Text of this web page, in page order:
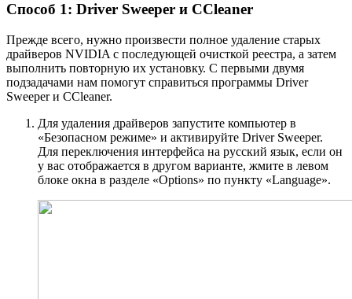
Способ 1: Driver Sweeper и CCleaner
Прежде всего, нужно произвести полное удаление старых
драйверов NVIDIA с последующей очисткой реестра, а затем
выполнить повторную их установку. С первыми двумя
подзадачами нам помогут справиться программы Driver
Sweeper и CCleaner.
Для удаления драйверов запустите компьютер в
«Безопасном режиме» и активируйте Driver Sweeper.
Для переключения интерфейса на русский язык, если он
у вас отображается в другом варианте, жмите в левом
блоке окна в разделе «Options» по пункту «Language».